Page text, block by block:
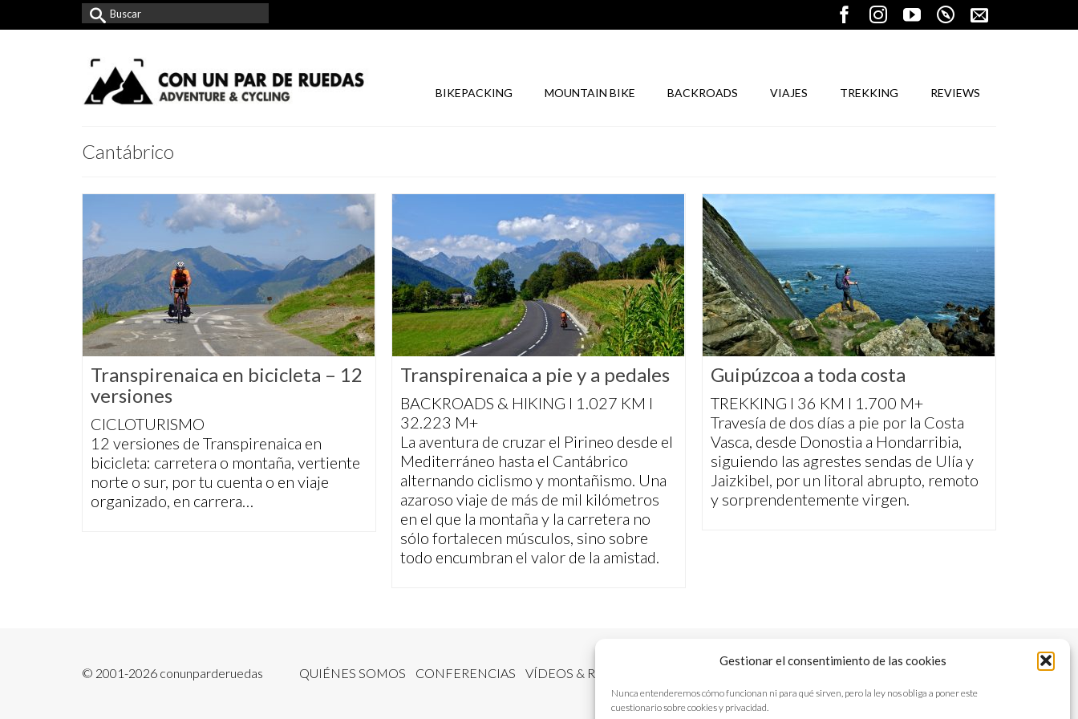
Gestionar el consentimiento de las cookies
Nunca entenderemos cómo funcionan ni para qué sirven, pero la ley nos obliga a poner este
cuestionario sobre cookies y privacidad.
Buscar
por:
BIKEPACKING MOUNTAIN BIKE BACKROADS VIAJES TREKKING REVIEWS
Cantábrico
Transpirenaica en bicicleta – 12
versiones
CICLOTURISMO
12 versiones de Transpirenaica en
bicicleta: carretera o montaña, vertiente
norte o sur, por tu cuenta o en viaje
organizado, en carrera…
Transpirenaica a pie y a pedales
BACKROADS & HIKING I 1.027 KM I
32.223 M+
La aventura de cruzar el Pirineo desde el
Mediterráneo hasta el Cantábrico
alternando ciclismo y montañismo. Una
azaroso viaje de más de mil kilómetros
en el que la montaña y la carretera no
sólo fortalecen músculos, sino sobre
todo encumbran el valor de la amistad.
Guipúzcoa a toda costa
TREKKING I 36 KM I 1.700 M+
Travesía de dos días a pie por la Costa
Vasca, desde Donostia a Hondarribia,
siguiendo las agrestes sendas de Ulía y
Jaizkibel, por un litoral abrupto, remoto
y sorprendentemente virgen.
QUIÉNES SOMOS CONFERENCIAS VÍDEOS & REPORTAJES TV
© 2001-2026 conunparderuedas